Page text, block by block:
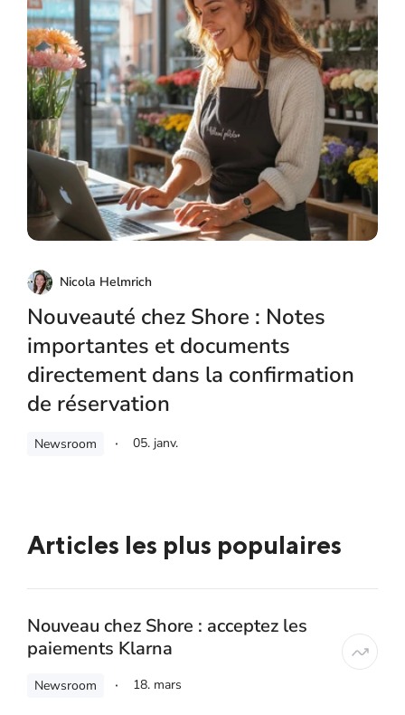
Nicola Helmrich
Nouveauté chez Shore : Notes
importantes et documents
directement dans la confirmation
de réservation
Newsroom 05. janv.
Articles les plus populaires
Nouveau chez Shore : acceptez les
paiements Klarna
Newsroom 18. mars